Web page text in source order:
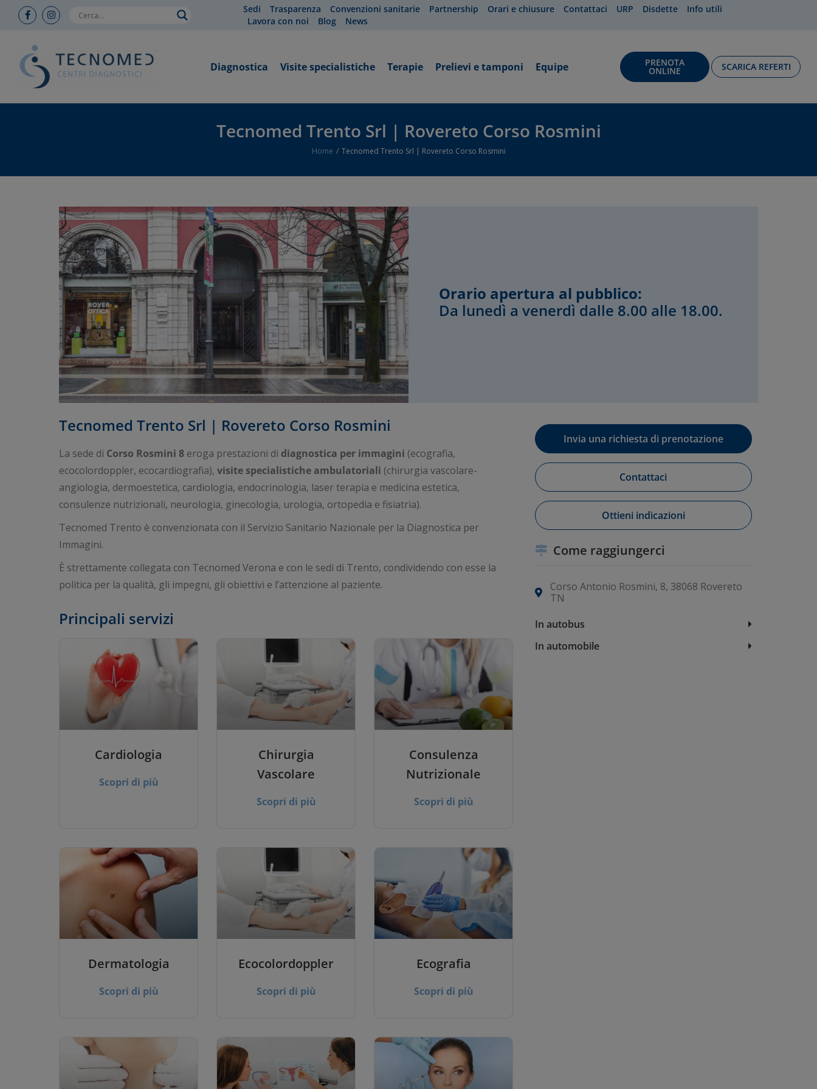
Sedi Trasparenza Convenzioni sanitarie Partnership Orari e chiusure Contattaci URP Disdette
Info utili
Lavora con noi
Blog News
Diagnostica Visite specialistiche Terapie Prelievi e tamponi Equipe PRENOTA
ONLINE SCARICA REFERTI
Tecnomed Trento Srl | Rovereto Corso Rosmini
Home Tecnomed Trento Srl | Rovereto Corso Rosmini
Orario apertura al pubblico:
Da lunedì a venerdì dalle 8.00 alle 18.00.
Tecnomed Trento Srl | Rovereto Corso Rosmini
La sede di Corso Rosmini 8 eroga prestazioni di diagnostica per immagini (ecografia,
ecocolordoppler, ecocardiografia), visite specialistiche ambulatoriali (chirurgia vascolare-
angiologia, dermoestetica, cardiologia, endocrinologia, laser terapia e medicina estetica,
consulenze nutrizionali, neurologia, ginecologia, urologia, ortopedia e fisiatria).
Tecnomed Trento è convenzionata con il Servizio Sanitario Nazionale per la Diagnostica per
Immagini.
È strettamente collegata con Tecnomed Verona e con le sedi di Trento, condividendo con esse la
politica per la qualità, gli impegni, gli obiettivi e l’attenzione al paziente.
Principali servizi
Cardiologia
Scopri di più
Chirurgia
Vascolare
Scopri di più
Consulenza
Nutrizionale
Scopri di più
Dermatologia
Scopri di più
Ecocolordoppler
Scopri di più
Ecografia
Scopri di più
Invia una richiesta di prenotazione
Contattaci
Ottieni indicazioni
Come raggiungerci
Corso Antonio Rosmini, 8, 38068 Rovereto
TN
In autobus
In automobile